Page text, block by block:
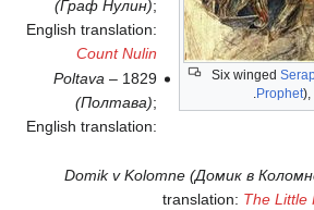
Six winged
Prophet),
(Граф Нулин);
English translation:
Count Nulin
1829 –
Poltava
(Полтава);
English translation:
Domik v Kolomne (Домик в
translation: The Little